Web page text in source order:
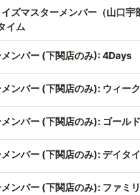
ズマスターメンバー（山口
イム
メンバー (下関店のみ): 4Days
ンバー (下関店のみ): ウィー
ンバー (下関店のみ): ゴールド
ンバー (下関店のみ): デイタ
ンバー (下関店のみ): ファミ